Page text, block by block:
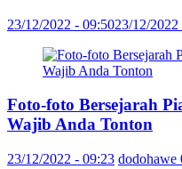
23/12/2022 - 09:5023/12/
Foto-foto Bersejarah
Wajib Anda Tonton
23/12/2022 - 09:23 dodohawe